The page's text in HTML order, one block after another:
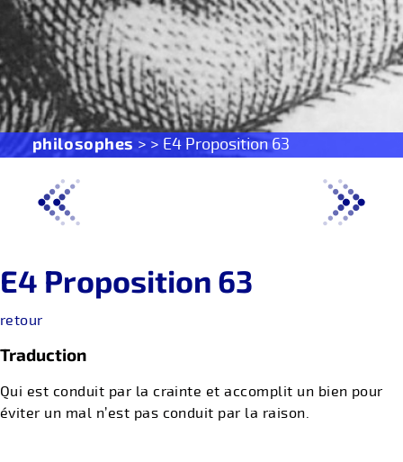
philosophes > > E4 Proposition 63
E4 Proposition 63
retour
Traduction
Qui est conduit par la crainte et accomplit un bien pour
éviter un mal n’est pas conduit par la raison.